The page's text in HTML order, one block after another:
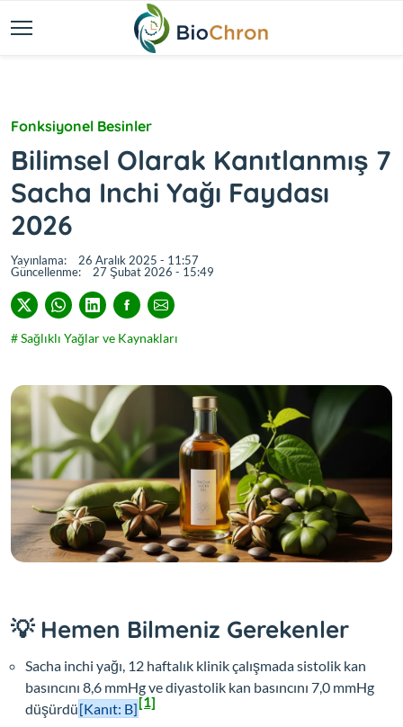
Fonksiyonel Besinler
Bilimsel Olarak Kanıtlanmış 7
Sacha Inchi Yağı Faydası
2026
Yayınlama:
26 Aralık 2025 - 11:57
Güncellenme:
27 Şubat 2026 - 15:49
# Sağlıklı Yağlar ve Kaynakları
💡 Hemen Bilmeniz Gerekenler
Sacha inchi yağı, 12 haftalık klinik çalışmada sistolik kan
basıncını 8,6 mmHg ve diyastolik kan basıncını 7,0 mmHg
düşürdü[Kanıt: B][1]